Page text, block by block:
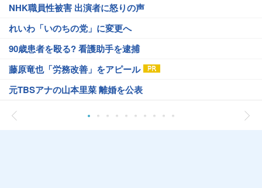
NHK職員性被害 出演者に怒りの声
れいわ「いのちの党」に変更へ
90歳患者を殴る? 看護助手を逮捕
藤原竜也「労務改善」をアピール
元TBSアナの山本里菜 離婚を公表